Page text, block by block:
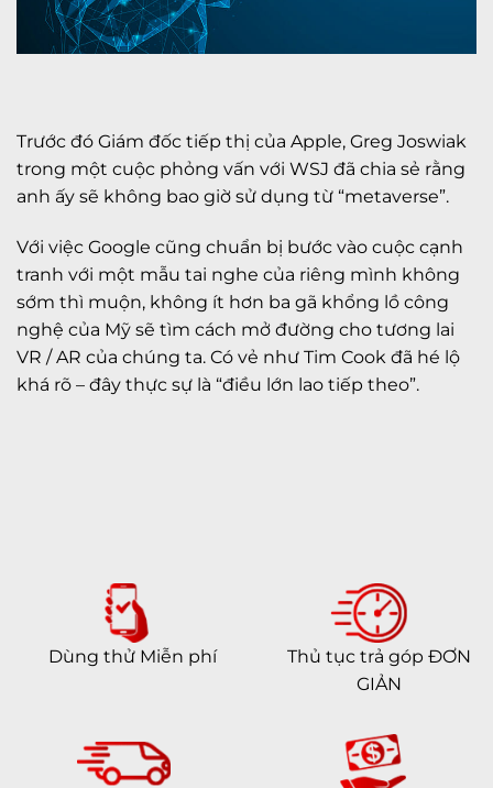
Trước đó Giám đốc tiếp thị của Apple, Greg Joswiak
trong một cuộc phỏng vấn với WSJ đã chia sẻ rằng
anh ấy sẽ không bao giờ sử dụng từ “metaverse”.
Với việc Google cũng chuẩn bị bước vào cuộc cạnh
tranh với một mẫu tai nghe của riêng mình không
sớm thì muộn, không ít hơn ba gã khổng lồ công
nghệ của Mỹ sẽ tìm cách mở đường cho tương lai
VR / AR của chúng ta. Có vẻ như Tim Cook đã hé lộ
khá rõ – đây thực sự là “điều lớn lao tiếp theo”.
Dùng thử Miễn phí
Thủ tục trả góp ĐƠN
GIẢN